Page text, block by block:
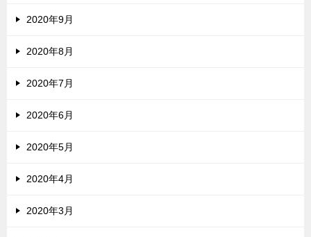
2020年9月
2020年8月
2020年7月
2020年6月
2020年5月
2020年4月
2020年3月